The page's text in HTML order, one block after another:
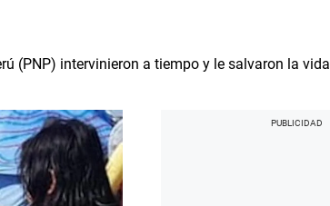
(PNP) intervinieron a tiempo y le salvaron la vida